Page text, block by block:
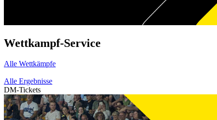
Wettkampf-Service
Alle Wettkämpfe
Alle Ergebnisse
DM-Tickets